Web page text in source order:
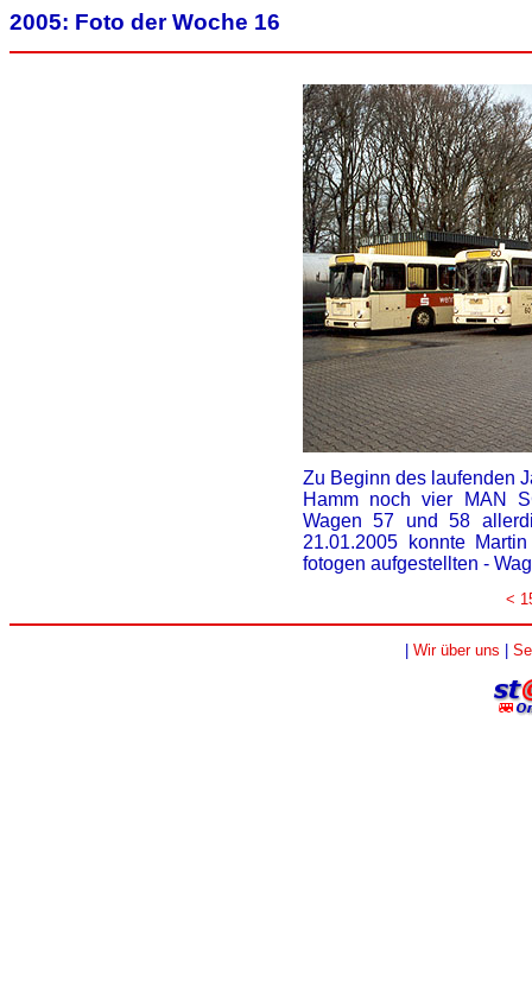
2005: Foto der Woche 16
Zu Beginn des laufenden
Hamm noch vier MAN
Wagen 57 und 58
21.01.2005 konnte
fotogen aufgestellten -
<
Wir über uns